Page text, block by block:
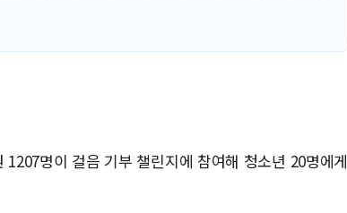
명이 걸음 기부 챌린지에 참여해 청소년 20명에게